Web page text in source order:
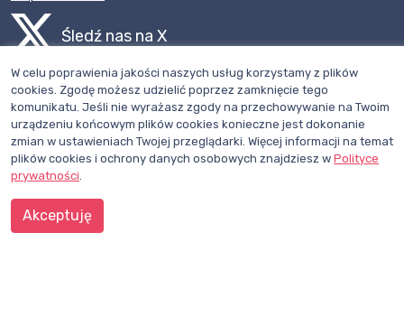
Śledź nas na X
Polub nasz profil na Facebooku
WENTYLACJA.COM.PL
Mapa witryny
W celu poprawienia jakości naszych usług korzystamy z plików
cookies. Zgodę możesz udzielić poprzez zamknięcie tego
komunikatu. Jeśli nie wyrażasz zgody na przechowywanie na Twoim
urządzeniu końcowym plików cookies konieczne jest dokonanie
zmian w ustawieniach Twojej przeglądarki. Więcej informacji na temat
plików cookies i ochrony danych osobowych znajdziesz w Polityce
prywatności.
Akceptuję